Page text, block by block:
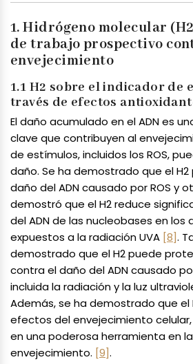
1. Hidrógeno molecular
de trabajo prospectivo
envejecimiento
1.1 H2 sobre el indicador de
través de efectos
El daño acumulado en el ADN es
clave que contribuyen al
de estímulos, incluidos los ROS,
daño. Se ha demostrado que el
daño del ADN causado por ROS y
demostró que el H2 reduce
del ADN de las nucleobases en los
expuestos a la radiación UVA [8].
demostrado que el H2 puede
contra el daño del ADN causado
incluida la radiación y la luz
Además, se ha demostrado que el
efectos del envejecimiento
en una poderosa herramienta en
envejecimiento. [9].